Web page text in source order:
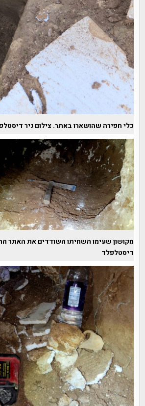
כלי חפירה שהושארו באתר. צילום ניר
מקושון שעימו השחיתו השודדים את האתר
דיסטלפלד